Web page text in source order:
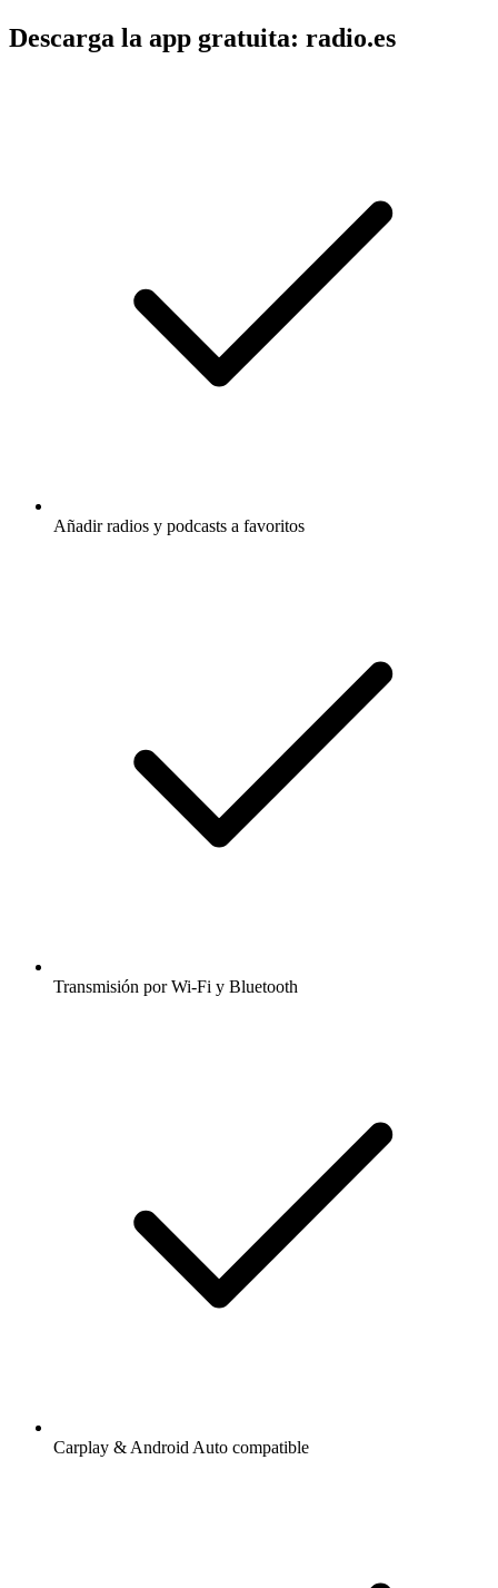
Descarga la app gratuita: radio.es
Añadir radios y podcasts a favoritos
Transmisión por Wi-Fi y Bluetooth
Carplay & Android Auto compatible